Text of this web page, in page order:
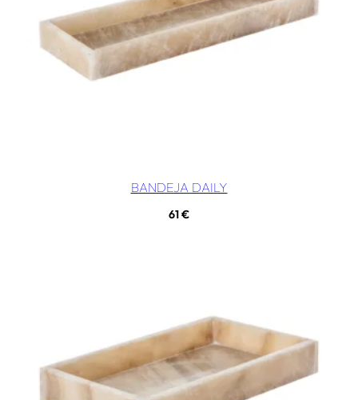
BANDEJA DAILY
61€